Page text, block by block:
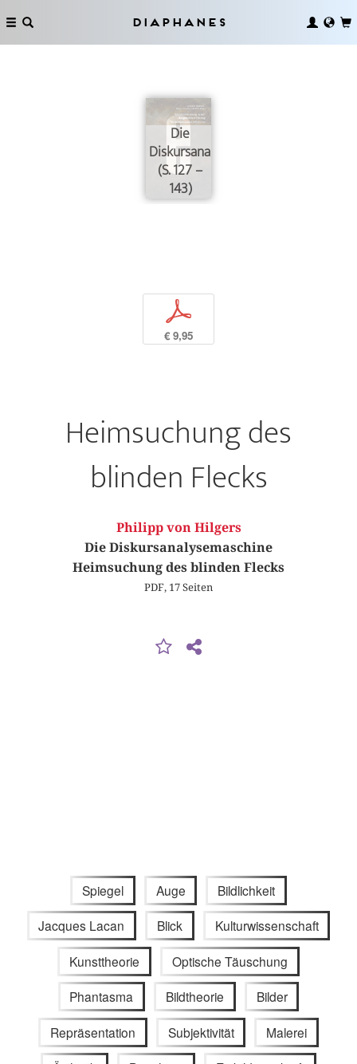
Diaphanes
Die
Diskursanalysemaschine
(S. 127 –
143)
p
€ 9,95
Heimsuchung des
blinden Flecks
Philipp von Hilgers
Die Diskursanalysemaschine
Heimsuchung des blinden Flecks
PDF, 17 Seiten
Spiegel Auge Bildlichkeit
Jacques Lacan Blick Kulturwissenschaft
Kunsttheorie Optische Täuschung
Phantasma Bildtheorie Bilder
Repräsentation Subjektivität Malerei